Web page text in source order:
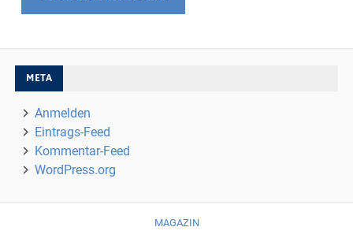
META
Anmelden
Eintrags-Feed
Kommentar-Feed
WordPress.org
MAGAZIN